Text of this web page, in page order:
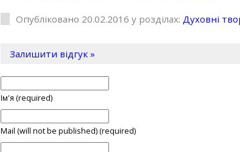
Опубліковано 20.02.2016 у розділах:Духовні
Залишити відгук »
Ім'я (required)
Mail (will not be published) (required)